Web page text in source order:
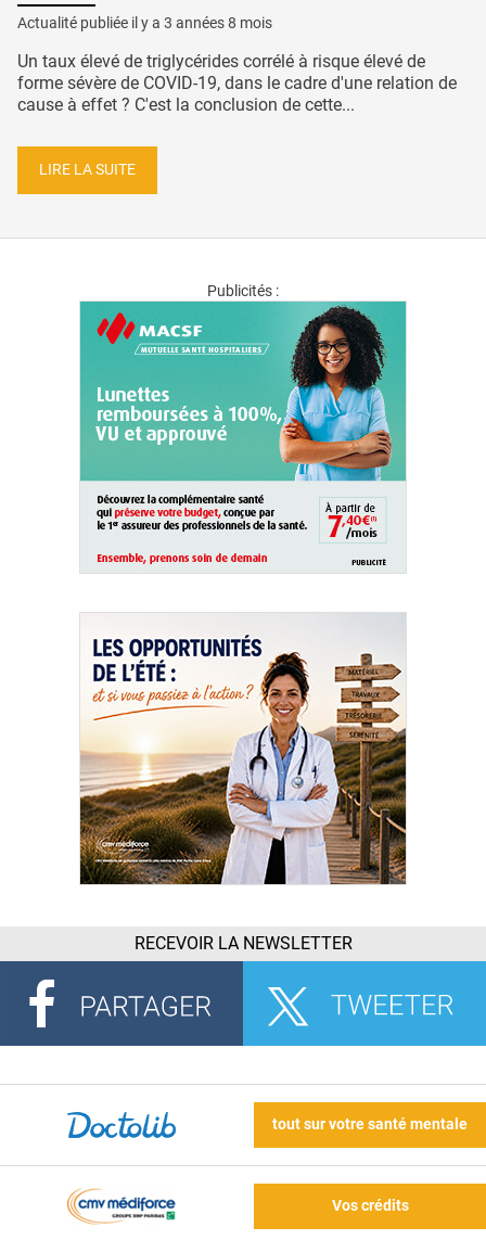
Actualité publiée il y a 3 années 8 mois
Un taux élevé de triglycérides corrélé à risque élevé de
forme sévère de COVID-19, dans le cadre d'une relation de
cause à effet ? C'est la conclusion de cette...
LIRE LA SUITE
Publicités :
RECEVOIR LA NEWSLETTER
tout sur votre santé mentale
Vos crédits